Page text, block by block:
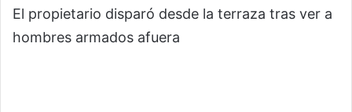
El propietario disparó desde la terraza tras ver a
hombres armados afuera